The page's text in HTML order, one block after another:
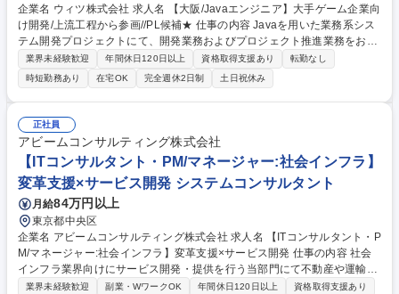
企業名 ウィツ株式会社 求人名 【大阪/Javaエンジニア】大手ゲーム企業向
け開発/上流工程から参画//PL候補★ 仕事の内容 Javaを用いた業務系シス
テム開発プロジェクトにて、開発業務およびプロジェクト推進業務をお任
せします。これまでの開発経験を活かしながら、将来的にはPLとしてチー
ムを牽引いただくことも期待しています。 【具体的には】■要件定義 ■基
本設計 ■詳細設計 ■開発実装 ■テスト ■進捗管理・メンバーサポート など
【仕事の魅力】残業月平均7.82時間で週4日リモートも可能なため、柔軟
な働き方が実現できます！Udemy受講や資格取得支援も充実しており、継
続的なスキルアップが可能です。上流工程から一貫して携わりながら、リ
ーダーやマネジメントへのキャリアアップも目指せる環境です。 募集職種
【大阪/Javaエンジニア】大手ゲーム企業向け開発/上流工程から参画//PL
候補★
業界未経験歓迎 年間休日120日以上 資格取得支援あり
転勤なし
時短勤務あり
在宅OK 完全週休2日制 土日祝休み
正社員
アビームコンサルティング株式会社
【ITコンサルタント・PM/マネージャー:社会インフラ】
変革支援×サービス開発 システムコンサルタント
月給84万円以上
東京都中央区
企業名 アビームコンサルティング株式会社 求人名 【ITコンサルタント・P
M/マネージャー:社会インフラ】変革支援×サービス開発 仕事の内容 社会
インフラ業界向けにサービス開発・提供を行う当部門にて不動産や運輸な
ど社会インフラ業界が抱える様々な経営課題に対し、業界特徴に即して当
業界未経験歓迎 副業・WワークOK 年間休日120日以上
資格取得支援あり